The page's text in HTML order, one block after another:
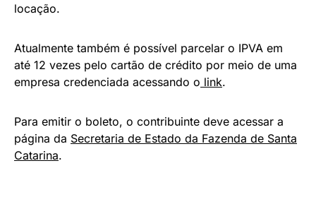
locação.
Atualmente também é possível parcelar o IPVA em
até 12 vezes pelo cartão de crédito por meio de uma
empresa credenciada acessando o link.
Para emitir o boleto, o contribuinte deve acessar a
página da Secretaria de Estado da Fazenda de Santa
Catarina.